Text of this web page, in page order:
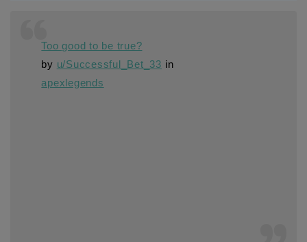
Too good to be true?
by u/Successful_Bet_33 in
apexlegends